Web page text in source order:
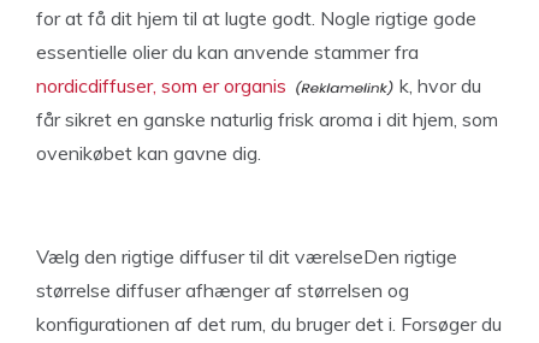
for at få dit hjem til at lugte godt. Nogle rigtige gode
essentielle olier du kan anvende stammer fra
nordicdiffuser, som er organis
k, hvor du
får sikret en ganske naturlig frisk aroma i dit hjem, som
ovenikøbet kan gavne dig.
Vælg den rigtige diffuser til dit værelseDen rigtige
størrelse diffuser afhænger af størrelsen og
konfigurationen af ​​det rum, du bruger det i. Forsøger du